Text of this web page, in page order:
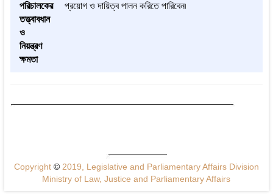
পরিচালকের
তত্ত্বাবধান
ও
নিয়ন্ত্রণ
ক্ষমতা
প্রয়োগ ও দায়িত্ব পালন করিতে পারিবেন৷
Copyright ©2019, Legislative and Parliamentary Affairs Division
Ministry of Law, Justice and Parliamentary Affairs